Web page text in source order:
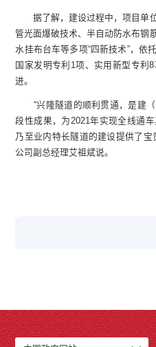
据了解，建设过程中，项目单
管光面爆破技术、半自动防水布钢
水挂布台车等多项“四新技术”，依
国家发明专利1项、实用新型专利
进。
“兴隆隧道的顺利贯通，是建（
段性成果，为2021年实现全线通
乃至业内特长隧道的建设提供了
公司副总经理艾祖斌说。